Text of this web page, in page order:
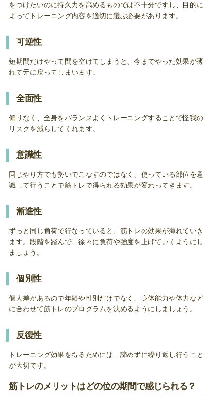
をつけたいのに持久力を高めるものでは不十分ですし、目的に
よってトレーニング内容を適切に選ぶ必要があります。
可逆性
短期間だけやって間を空けてしまうと、今までやった効果が薄
れて元に戻ってしまいます。
全面性
偏りなく、全身をバランスよくトレーニングすることで怪我の
リスクを減らしてくれます。
意識性
同じやり方でも勢いでこなすのではなく、使っている部位を意
識して行うことで筋トレで得られる効果が変わってきます。
漸進性
ずっと同じ負荷で行なっていると、筋トレの効果が薄れていき
ます。段階を踏んで、徐々に負荷や強度を上げていくようにし
ましょう。
個別性
個人差があるので年齢や性別だけでなく、身体能力や体力など
に合わせて筋トレのプログラムを決めるようにしましょう。
反復性
トレーニング効果を得るためには、諦めずに繰り返し行うこと
が大切です。
筋トレのメリットはどの位の期間で感じられる？